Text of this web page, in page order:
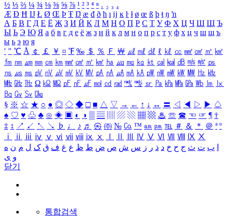
½ ⅓ ⅔ ¼ ¾ ⅛ ⅜ ⅝ ⅞ ¹ ² ³ ⁴ ⁿ ₁ ₂ ₃ ₄
Æ Ð Ħ Ĳ Ł Ø Œ Þ Ŧ Ŋ æ đ ð ħ ı ĳ ĸ ŀ ł ø œ ß þ ŧ ŋ ŉ
А Б В Г Д Е Ё Ж З И Й К Л М Н О П Р С Т У Ф Х Ц Ч Ш Щ Ъ
Ы Ь Э Ю Я а б в г д е ё ж з и й к л м н о п р с т у ф х ц ч ш щ ъ
ы ь э ю я
′ ″ ℃ Å ￠ ￡ ￥ ¤ ℉ ‰ ＄ ％ Ｆ ￦ ㎕ ㎖ ㎗ ℓ ㎘ ㏄ ㎣ ㎤ ㎥ ㎦
㎙ ㎚ ㎛ ㎜ ㎝ ㎞ ㎟ ㎠ ㎡ ㎢ ㏊ ㎍ ㎎ ㎏ ㏏ ㎈ ㎉ ㏈ ㎧ ㎨ ㎰
㎱ ㎲ ㎳ ㎴ ㎵ ㎶ ㎷ ㎸ ㎹ ㎀ ㎁ ㎂ ㎃ ㎄ ㎺ ㎻ ㎽ ㎾ ㎿ ㎐ ㎑
㎒ ㎓ ㎔ Ω ㏀ ㏁ ㎊ ㎋ ㎌ ㏖ ㏅ ㎭ ㎮ ㎯ ㏛ ㎩ ㎪ ㎫ ㎬ ㏝ ㏐
㏓
㏃ ㏉ ㏜ ㏆
§ ※ ☆ ★ ○ ● ◎ ◇ ◆ □ ■ △ ▽ → ← ↑ ↓ ↔ 〓 ◁ ◀ ▷ ▶ ♤
♠ ♡ ♥ ♧ ♣ ⊙ ◈ ▣ ◐ ◑ ▒ ▤ ▨ ▧ ▦ ▩ ♨ ☏ ☎ ☜ ☞ ¶ †
‡ ↕ ↗ ↙ ↖ ↘ ♭ ♩ ♪ ♬ ㉿ ㈜ № ㏇ ™ ㏂ ㏘ ℡ ＃ ＆ ＊ ＠ ª º
ⅰ
ⅱ ⅲ ⅳ ⅴ ⅵ ⅶ ⅷ ⅸ ⅹ Ⅳ Ⅴ Ⅵ Ⅶ Ⅷ Ⅸ Ⅹ
ب ت ث ج ح خ د ذ ر ز س ش ص ض ط ظ ع غ ف ق ک ل م ن ه
و ی
닫기
통합검색